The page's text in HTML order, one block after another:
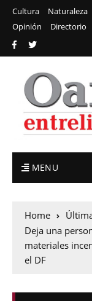
Cultura Naturaleza
Opinión
Directorio
MENU
Home
Deja una
materiales
el DF